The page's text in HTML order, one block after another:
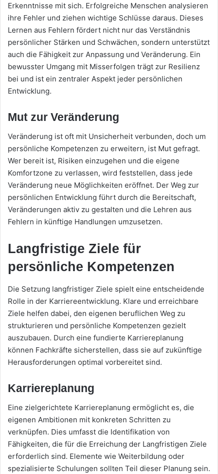
Erkenntnisse mit sich. Erfolgreiche Menschen analysieren
ihre Fehler und ziehen wichtige Schlüsse daraus. Dieses
Lernen aus Fehlern fördert nicht nur das Verständnis
persönlicher Stärken und Schwächen, sondern unterstützt
auch die Fähigkeit zur Anpassung und Veränderung. Ein
bewusster Umgang mit Misserfolgen trägt zur Resilienz
bei und ist ein zentraler Aspekt jeder persönlichen
Entwicklung.
Mut zur Veränderung
Veränderung ist oft mit Unsicherheit verbunden, doch um
persönliche Kompetenzen zu erweitern, ist Mut gefragt.
Wer bereit ist, Risiken einzugehen und die eigene
Komfortzone zu verlassen, wird feststellen, dass jede
Veränderung neue Möglichkeiten eröffnet. Der Weg zur
persönlichen Entwicklung führt durch die Bereitschaft,
Veränderungen aktiv zu gestalten und die Lehren aus
Fehlern in künftige Handlungen umzusetzen.
Langfristige Ziele für
persönliche Kompetenzen
Die Setzung langfristiger Ziele spielt eine entscheidende
Rolle in der Karriereentwicklung. Klare und erreichbare
Ziele helfen dabei, den eigenen beruflichen Weg zu
strukturieren und persönliche Kompetenzen gezielt
auszubauen. Durch eine fundierte Karriereplanung
können Fachkräfte sicherstellen, dass sie auf zukünftige
Herausforderungen optimal vorbereitet sind.
Karriereplanung
Eine zielgerichtete Karriereplanung ermöglicht es, die
eigenen Ambitionen mit konkreten Schritten zu
verknüpfen. Dies umfasst die Identifikation von
Fähigkeiten, die für die Erreichung der Langfristigen Ziele
erforderlich sind. Elemente wie Weiterbildung oder
spezialisierte Schulungen sollten Teil dieser Planung sein.